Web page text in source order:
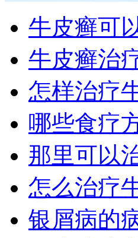
牛皮癣可
牛皮癣治
怎样治疗
哪些食疗
那里可以
怎么治疗
银屑病的